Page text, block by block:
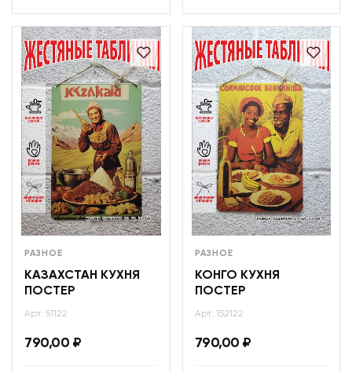
РАЗНОЕ
КАЗАХСТАН КУХНЯ
ПОСТЕР
Арт: 51122
790,00 ₽
РАЗНОЕ
КОНГО КУХНЯ
ПОСТЕР
Арт: 152122
790,00 ₽